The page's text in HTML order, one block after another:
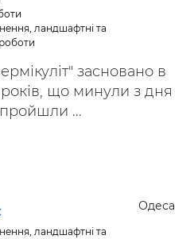
ландшафтні та
засновано в
що минули з дня
...
Одеса
ландшафтні та